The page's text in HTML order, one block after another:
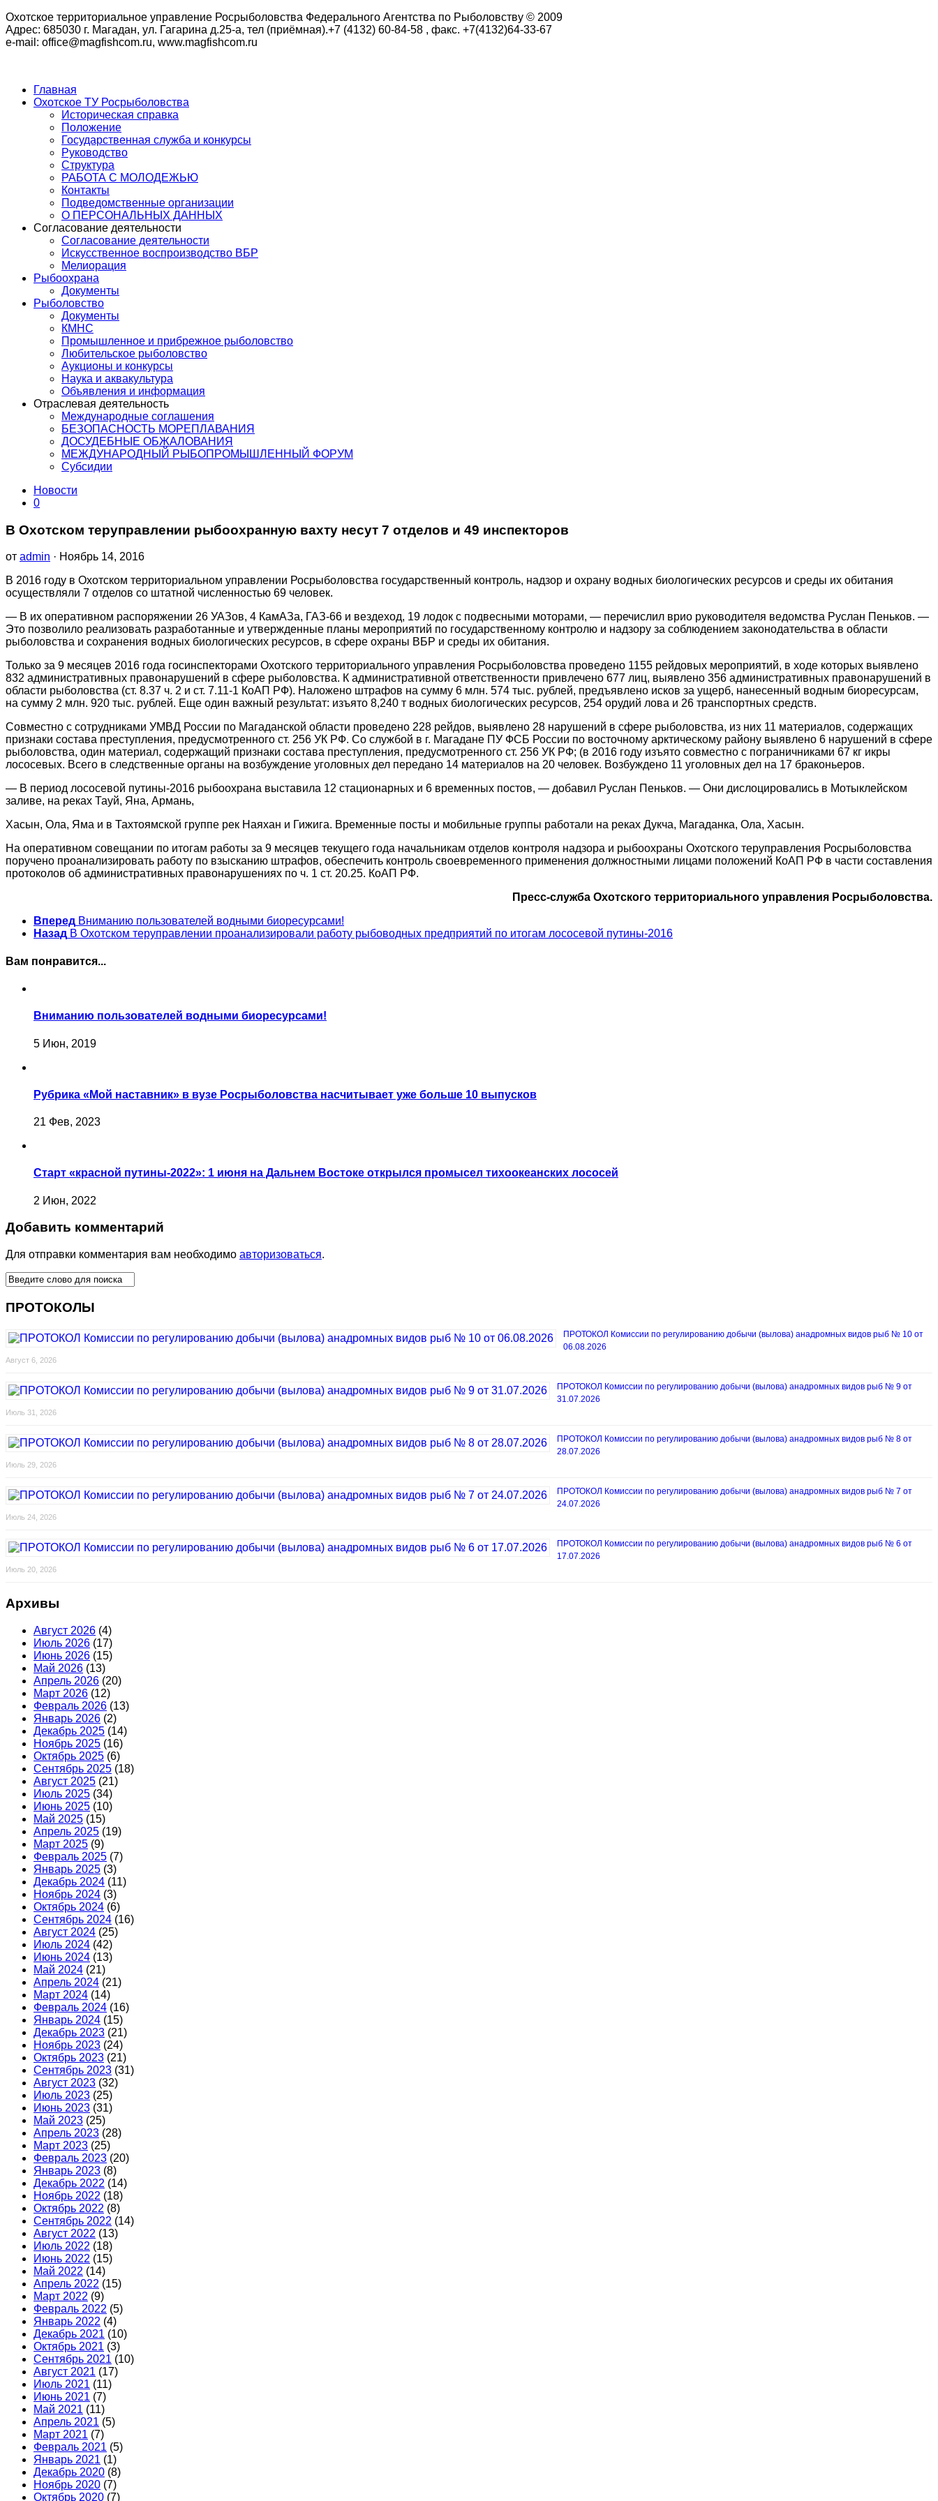
Охотское территориальное управление Росрыболовства Федерального Агентства по Рыболовству © 2009
Адрес: 685030 г. Магадан, ул. Гагарина д.25-а, тел (приёмная).+7 (4132) 60-84-58 , факс. +7(4132)64-33-67
e-mail: office@magfishcom.ru, www.magfishcom.ru
Главная
Охотское ТУ Росрыболовства
Историческая справка
Положение
Государственная служба и конкурсы
Руководство
Структура
РАБОТА С МОЛОДЕЖЬЮ
Контакты
Подведомственные организации
О ПЕРСОНАЛЬНЫХ ДАННЫХ
Согласование деятельности
Согласование деятельности
Искусственное воспроизводство ВБР
Мелиорация
Рыбоохрана
Документы
Рыболовство
Документы
КМНС
Промышленное и прибрежное рыболовство
Любительское рыболовство
Аукционы и конкурсы
Наука и аквакультура
Объявления и информация
Отраслевая деятельность
Международные соглашения
БЕЗОПАСНОСТЬ МОРЕПЛАВАНИЯ
ДОСУДЕБНЫЕ ОБЖАЛОВАНИЯ
МЕЖДУНАРОДНЫЙ РЫБОПРОМЫШЛЕННЫЙ ФОРУМ
Субсидии
Новости
0
В Охотском теруправлении рыбоохранную вахту несут 7 отделов и 49 инспекторов
от admin · Ноябрь 14, 2016
В 2016 году в Охотском территориальном управлении Росрыболовства государственный контроль, надзор и охрану водных биологических ресурсов и среды их обитания
осуществляли 7 отделов со штатной численностью 69 человек.
— В их оперативном распоряжении 26 УАЗов, 4 КамАЗа, ГАЗ-66 и вездеход, 19 лодок с подвесными моторами, — перечислил врио руководителя ведомства Руслан Пеньков. —
Это позволило реализовать разработанные и утвержденные планы мероприятий по государственному контролю и надзору за соблюдением законодательства в области
рыболовства и сохранения водных биологических ресурсов, в сфере охраны ВБР и среды их обитания.
Только за 9 месяцев 2016 года госинспекторами Охотского территориального управления Росрыболовства проведено 1155 рейдовых мероприятий, в ходе которых выявлено
832 административных правонарушений в сфере рыболовства. К административной ответственности привлечено 677 лиц, выявлено 356 административных правонарушений в
области рыболовства (ст. 8.37 ч. 2 и ст. 7.11-1 КоАП РФ). Наложено штрафов на сумму 6 млн. 574 тыс. рублей, предъявлено исков за ущерб, нанесенный водным биоресурсам,
на сумму 2 млн. 920 тыс. рублей. Еще один важный результат: изъято 8,240 т водных биологических ресурсов, 254 орудий лова и 26 транспортных средств.
Совместно с сотрудниками УМВД России по Магаданской области проведено 228 рейдов, выявлено 28 нарушений в сфере рыболовства, из них 11 материалов, содержащих
признаки состава преступления, предусмотренного ст. 256 УК РФ. Со службой в г. Магадане ПУ ФСБ России по восточному арктическому району выявлено 6 нарушений в сфере
рыболовства, один материал, содержащий признаки состава преступления, предусмотренного ст. 256 УК РФ; (в 2016 году изъято совместно с пограничниками 67 кг икры
лососевых. Всего в следственные органы на возбуждение уголовных дел передано 14 материалов на 20 человек. Возбуждено 11 уголовных дел на 17 браконьеров.
— В период лососевой путины-2016 рыбоохрана выставила 12 стационарных и 6 временных постов, — добавил Руслан Пеньков. — Они дислоцировались в Мотыклейском
заливе, на реках Тауй, Яна, Армань,
Хасын, Ола, Яма и в Тахтоямской группе рек Наяхан и Гижига. Временные посты и мобильные группы работали на реках Дукча, Магаданка, Ола, Хасын.
На оперативном совещании по итогам работы за 9 месяцев текущего года начальникам отделов контроля надзора и рыбоохраны Охотского теруправления Росрыболовства
поручено проанализировать работу по взысканию штрафов, обеспечить контроль своевременного применения должностными лицами положений КоАП РФ в части составления
протоколов об административных правонарушениях по ч. 1 ст. 20.25. КоАП РФ.
Пресс-служба Охотского территориального управления Росрыболовства.
Вперед Вниманию пользователей водными биоресурсами!
Назад В Охотском теруправлении проанализировали работу рыбоводных предприятий по итогам лососевой путины-2016
Вам понравится...
Вниманию пользователей водными биоресурсами!
5 Июн, 2019
Рубрика «Мой наставник» в вузе Росрыболовства насчитывает уже больше 10 выпусков
21 Фев, 2023
Старт «красной путины-2022»: 1 июня на Дальнем Востоке открылся промысел тихоокеанских лососей
2 Июн, 2022
Добавить комментарий
Для отправки комментария вам необходимо авторизоваться.
ПРОТОКОЛЫ
ПРОТОКОЛ Комиссии по регулированию добычи (вылова) анадромных видов рыб № 10 от
06.08.2026
Август 6, 2026
ПРОТОКОЛ Комиссии по регулированию добычи (вылова) анадромных видов рыб № 9 от
31.07.2026
Июль 31, 2026
ПРОТОКОЛ Комиссии по регулированию добычи (вылова) анадромных видов рыб № 8 от
28.07.2026
Июль 29, 2026
ПРОТОКОЛ Комиссии по регулированию добычи (вылова) анадромных видов рыб № 7 от
24.07.2026
Июль 24, 2026
ПРОТОКОЛ Комиссии по регулированию добычи (вылова) анадромных видов рыб № 6 от
17.07.2026
Июль 20, 2026
Архивы
Август 2026 (4)
Июль 2026 (17)
Июнь 2026 (15)
Май 2026 (13)
Апрель 2026 (20)
Март 2026 (12)
Февраль 2026 (13)
Январь 2026 (2)
Декабрь 2025 (14)
Ноябрь 2025 (16)
Октябрь 2025 (6)
Сентябрь 2025 (18)
Август 2025 (21)
Июль 2025 (34)
Июнь 2025 (10)
Май 2025 (15)
Апрель 2025 (19)
Март 2025 (9)
Февраль 2025 (7)
Январь 2025 (3)
Декабрь 2024 (11)
Ноябрь 2024 (3)
Октябрь 2024 (6)
Сентябрь 2024 (16)
Август 2024 (25)
Июль 2024 (42)
Июнь 2024 (13)
Май 2024 (21)
Апрель 2024 (21)
Март 2024 (14)
Февраль 2024 (16)
Январь 2024 (15)
Декабрь 2023 (21)
Ноябрь 2023 (24)
Октябрь 2023 (21)
Сентябрь 2023 (31)
Август 2023 (32)
Июль 2023 (25)
Июнь 2023 (31)
Май 2023 (25)
Апрель 2023 (28)
Март 2023 (25)
Февраль 2023 (20)
Январь 2023 (8)
Декабрь 2022 (14)
Ноябрь 2022 (18)
Октябрь 2022 (8)
Сентябрь 2022 (14)
Август 2022 (13)
Июль 2022 (18)
Июнь 2022 (15)
Май 2022 (14)
Апрель 2022 (15)
Март 2022 (9)
Февраль 2022 (5)
Январь 2022 (4)
Декабрь 2021 (10)
Октябрь 2021 (3)
Сентябрь 2021 (10)
Август 2021 (17)
Июль 2021 (11)
Июнь 2021 (7)
Май 2021 (11)
Апрель 2021 (5)
Март 2021 (7)
Февраль 2021 (5)
Январь 2021 (1)
Декабрь 2020 (8)
Ноябрь 2020 (7)
Октябрь 2020 (7)